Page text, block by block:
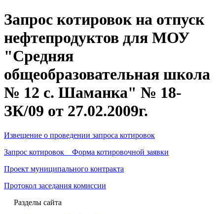
Запрос котировок на отпуск
нефтепродуктов для МОУ
"Средняя
общеобразовательная школа
№ 12 с. Шаманка" № 18-
ЗК/09 от 27.02.2009г.
Извещение о проведении запроса котировок
Запрос котировок Форма котировочной заявки
Проект муниципального контракта
Протокол заседания комиссии
Разделы сайта